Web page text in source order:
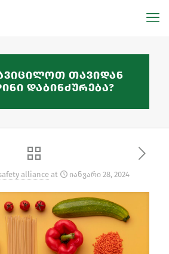
თავიდან
დაბინძურება?
alliance at იანვარი 28, 2024